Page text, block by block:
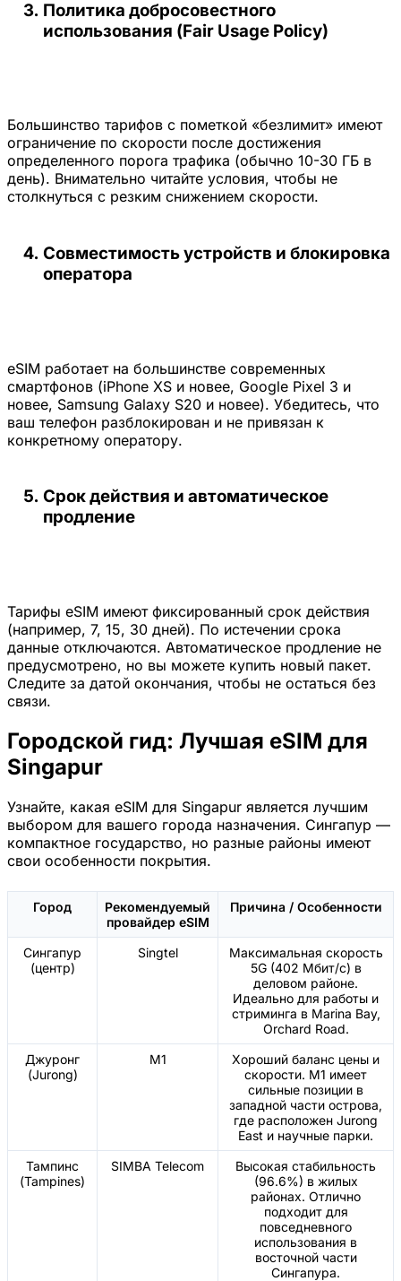
Политика добросовестного
использования (Fair Usage Policy)
Большинство тарифов с пометкой «безлимит» имеют
ограничение по скорости после достижения
определенного порога трафика (обычно 10-30 ГБ в
день). Внимательно читайте условия, чтобы не
столкнуться с резким снижением скорости.
Совместимость устройств и блокировка
оператора
eSIM работает на большинстве современных
смартфонов (iPhone XS и новее, Google Pixel 3 и
новее, Samsung Galaxy S20 и новее). Убедитесь, что
ваш телефон разблокирован и не привязан к
конкретному оператору.
Срок действия и автоматическое
продление
Тарифы eSIM имеют фиксированный срок действия
(например, 7, 15, 30 дней). По истечении срока
данные отключаются. Автоматическое продление не
предусмотрено, но вы можете купить новый пакет.
Следите за датой окончания, чтобы не остаться без
связи.
Городской гид: Лучшая eSIM для
Singapur
Узнайте, какая eSIM для Singapur является лучшим
выбором для вашего города назначения. Сингапур —
компактное государство, но разные районы имеют
свои особенности покрытия.
Город
Рекомендуемый
провайдер eSIM
Причина / Особенности
Сингапур
(центр)
Singtel
Максимальная скорость
5G (402 Мбит/с) в
деловом районе.
Идеально для работы и
стриминга в Marina Bay,
Orchard Road.
Джуронг
(Jurong)
M1
Хороший баланс цены и
скорости. M1 имеет
сильные позиции в
западной части острова,
где расположен Jurong
East и научные парки.
Тампинс
(Tampines)
SIMBA Telecom
Высокая стабильность
(96.6%) в жилых
районах. Отлично
подходит для
повседневного
использования в
восточной части
Сингапура.